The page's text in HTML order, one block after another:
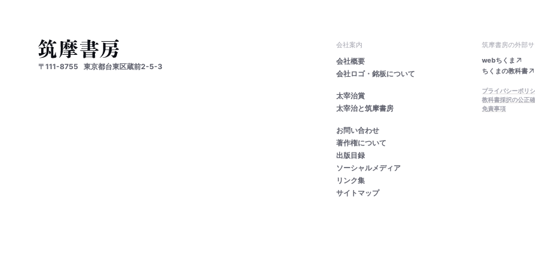
〒111-8755 東京都台東区蔵前2-5-3
会社案内
会社概要
会社ロゴ・銘板について
太宰治賞
太宰治と筑摩書房
お問い合わせ
著作権について
出版目録
ソーシャルメディア
リンク集
サイトマップ
筑摩書房の外部サ
webちくま
ちくまの教科書
プライバシーポリ
教科書採択の公正
免責事項